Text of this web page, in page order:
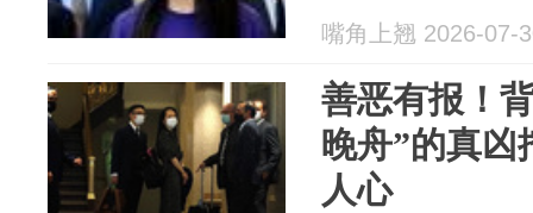
嘴角上翘 2026-07-
善恶有报！
晚舟”的真
人心